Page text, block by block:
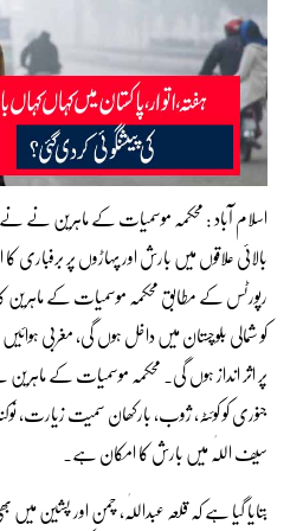
اسلام آباد : محکمہ موسمیات کے ماہرین نے
بالائی علاقوں میں بارش اور پہاڑوں پر
کو شمالی بلوچستان میں داخل ہوں گی، مغربی
جنوری کو کوئٹہ، ژوب، بارکھان سمیت زیارت،
سیف اللّٰہ میں بارش کا امکان ہے۔
بتایا گیا ہے کہ قلعہ عبداللّٰہ، چمن اور پشین